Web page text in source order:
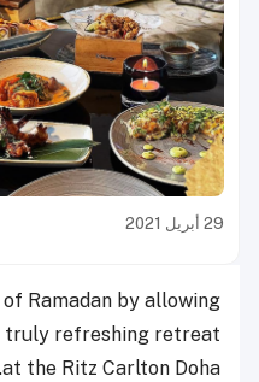
29 أبريل 2021
Ramadan by allowing
truly refreshing retreat
at the Ritz Carlton Doha.